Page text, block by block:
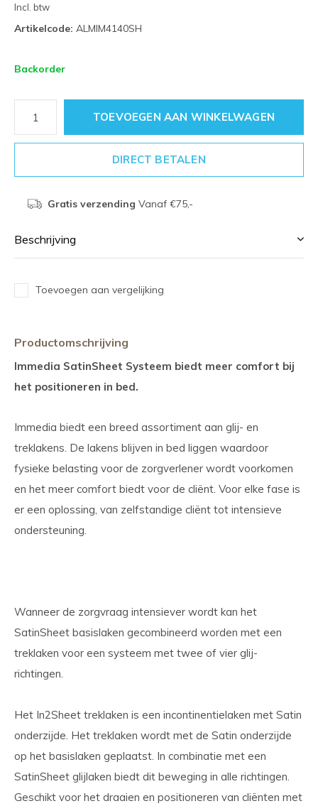
Incl. btw
Artikelcode: ALMIM4140SH
Backorder
TOEVOEGEN AAN WINKELWAGEN
DIRECT BETALEN
Gratis verzending Vanaf €75,-
Beschrijving
Toevoegen aan vergelijking
Productomschrijving
Immedia SatinSheet Systeem biedt meer comfort bij
het positioneren in bed.
Immedia biedt een breed assortiment aan glij- en
treklakens. De lakens blijven in bed liggen waardoor
fysieke belasting voor de zorgverlener wordt voorkomen
en het meer comfort biedt voor de cliënt. Voor elke fase is
er een oplossing, van zelfstandige cliënt tot intensieve
ondersteuning.
Wanneer de zorgvraag intensiever wordt kan het
SatinSheet basislaken gecombineerd worden met een
treklaken voor een systeem met twee of vier glij-
richtingen.
Het In2Sheet treklaken is een incontinentielaken met Satin
onderzijde. Het treklaken wordt met de Satin onderzijde
op het basislaken geplaatst. In combinatie met een
SatinSheet glijlaken biedt dit beweging in alle richtingen.
Geschikt voor het draaien en positioneren van cliënten met